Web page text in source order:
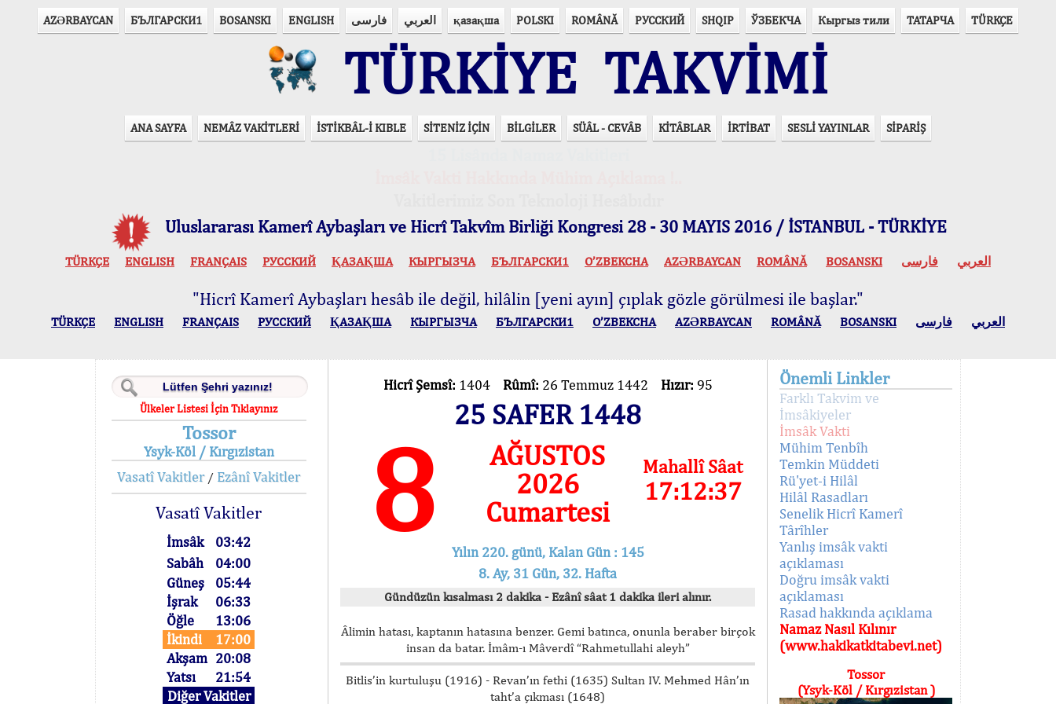
AZӘRBAYCAN БЪЛГАРСКИ1 BOSANSKI ENGLISH فارسی العربي қазақша POLSKI ROMÂNĂ РУССКИЙ SHQIP ЎЗБЕКЧА Кыргыз тили ТАТАРЧА TÜRKÇE
TÜRKİYE TAKVİMİ
ANA SAYFA NEMÂZ VAKİTLERİ İSTİKBÂL-İ KIBLE SİTENİZ İÇİN BİLGİLER SÜÂL - CEVÂB KİTÂBLAR İRTİBAT SESLİ YAYINLAR SİPARİŞ
Uluslararası Kamerî Aybaşları ve Hicrî Takvîm Birliği Kongresi 28 - 30 MAYIS 2016 / İSTANBUL - TÜRKİYE
TÜRKÇE ENGLISH FRANÇAIS РУССКИЙ ҚАЗАҚША КЫPГЫЗЧA БЪЛГАРСКИ1 O’ZBEKCHA AZӘRBAYCAN ROMÂNĂ BOSANSKI العربي فارسی
"Hicrî Kamerî Aybaşları hesâb ile değil, hilâlin [yeni ayın] çıplak gözle görülmesi ile başlar."
TÜRKÇE ENGLISH FRANÇAIS РУССКИЙ ҚАЗАҚША КЫPГЫЗЧA БЪЛГАРСКИ1 O’ZBEKCHA AZӘRBAYCAN ROMÂNĂ BOSANSKI العربي فارسی
Ülkeler Listesi İçin Tıklayınız
Tossor
Ysyk-Köl / Kırgızistan
Vasatî Vakitler/ Ezânî Vakitler
Vasatî Vakitler
İmsâk
03:42
Sabâh
04:00
Güneş
05:44
İşrak
06:33
Öğle
13:06
İkindi
17:00
Akşam 20:08
Yatsı
21:54
Diğer Vakitler
Hicrî Şemsî: 1404 Rûmî: 26 Temmuz 1442 Hızır: 95
25 SAFER 1448
8
AĞUSTOS
2026
Cumartesi
Mahallî Sâat
17:12:37
Yılın 220. günü, Kalan Gün : 145
8. Ay, 31 Gün, 32. Hafta
Gündüzün kısalması 2 dakika - Ezânî sâat 1 dakika ileri alınır.
Âlimin hatası, kaptanın hatasına benzer. Gemi batınca, onunla beraber birçok
insan da batar. İmâm-ı Mâverdî “Rahmetullahi aleyh”
Bitlis’in kurtuluşu (1916) - Revan’ın fethi (1635) Sultan IV. Mehmed Hân’ın
taht’a çıkması (1648)
Önemli Linkler
Farklı Takvim ve
İmsâkiyeler
İmsâk Vakti
Mühim Tenbîh
Temkin Müddeti
Rü'yet-i Hilâl
Hilâl Rasadları
Senelik Hicrî Kamerî
Târîhler
Yanlış imsâk vakti
açıklaması
Doğru imsâk vakti
açıklaması
Rasad hakkında açıklama
Namaz Nasıl Kılınır
(www.hakikatkitabevi.net)
Tossor
(Ysyk-Köl / Kırgızistan )